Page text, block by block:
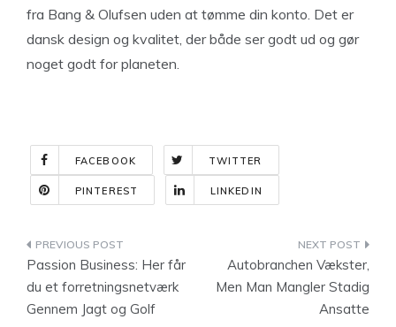
fra Bang & Olufsen uden at tømme din konto. Det er
dansk design og kvalitet, der både ser godt ud og gør
noget godt for planeten.
FACEBOOK TWITTER
PINTEREST LINKEDIN
Indlægsnavigation
Passion Business: Her får
du et forretningsnetværk
Gennem Jagt og Golf
Autobranchen Vækster,
Men Man Mangler Stadig
Ansatte